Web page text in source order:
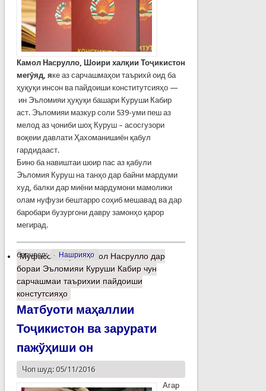
Камол Насрулло, Шоири халқии Тоҷикистон
мегӯяд, яке аз сарчашмаҳои таърихӣ оид ба
ҳуқуқи инсон ва пайдоиши конститутсияҳо —
ин Эъломияи ҳуқуқи башари Куруши Кабир
аст. Эъломияи мазкур соли 539-уми пеш аз
мелод аз ҷониби шоҳ Куруш – асосгузори
воқеии давлати Ҳахоманишиён қабул
гардидааст.
Бино ба навиштаи шоир пас аз қабули
Эъломия Куруш на танҳо дар байни мардуми
худ, балки дар миёни мардумони мамолики
олам нуфузи бештарро соҳиб мешавад ва дар
баробари бузургони давру замонҳо қарор
мегирад.
барчасп: Нашрияҳо
Муфассалтаро Камол Насрулло дар
бораи Эъломияи Куруши Кабир чун
сарчашмаи таърихии пайдоиши
констутсияҳо
Матбуоти маҳаллии
Тоҷикистон ва зарурати
пажўҳиши он
Чоп шуд: 05/11/2016
Агар